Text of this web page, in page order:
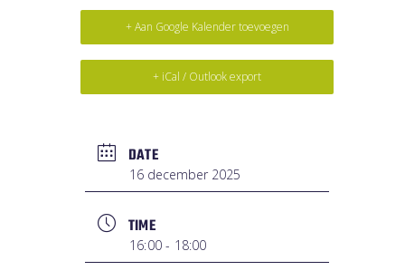
+ Aan Google Kalender toevoegen
+ iCal / Outlook export
DATE
16 december 2025
TIME
16:00 - 18:00